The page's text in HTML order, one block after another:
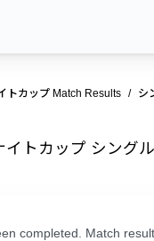
トカップ Match Results シ
トカップ シング
completed. Match